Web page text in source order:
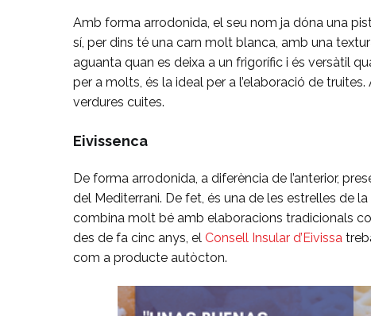
Amb forma arrodonida, el seu nom ja dóna una
sí, per dins té una carn molt blanca, amb una
aguanta quan es deixa a un frigorífic i és versàtil
per a molts, és la ideal per a l’elaboració de
verdures cuites.
Eivissenca
De forma arrodonida, a diferència de l’anterior,
del Mediterrani. De fet, és una de les estrelles de
combina molt bé amb elaboracions tradicionals
des de fa cinc anys, el Consell Insular d’Eivissa
com a producte autòcton.